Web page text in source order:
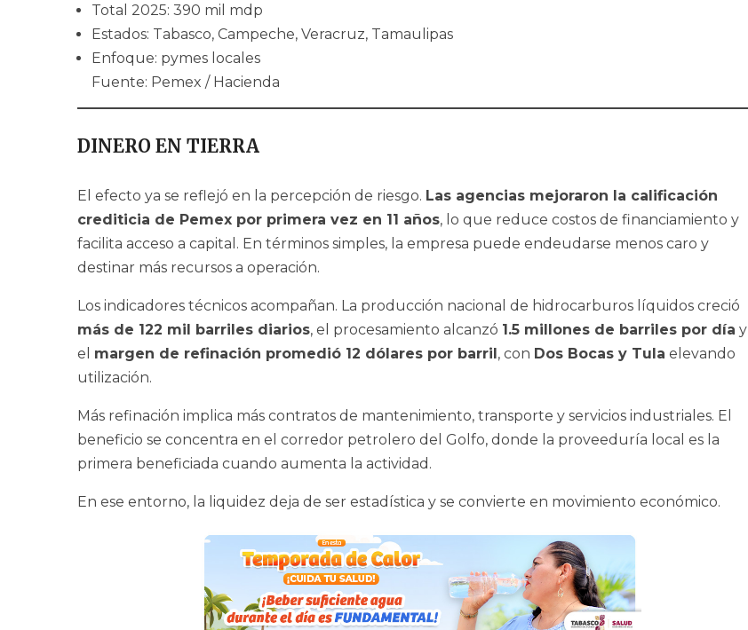
Total 2025: 390 mil mdp
Estados: Tabasco, Campeche, Veracruz, Tamaulipas
Enfoque: pymes locales
Fuente: Pemex / Hacienda
DINERO EN TIERRA
El efecto ya se reflejó en la percepción de riesgo. Las agencias mejoraron la calificación
crediticia de Pemex por primera vez en 11 años, lo que reduce costos de financiamiento y
facilita acceso a capital. En términos simples, la empresa puede endeudarse menos caro y
destinar más recursos a operación.
Los indicadores técnicos acompañan. La producción nacional de hidrocarburos líquidos creció
más de 122 mil barriles diarios, el procesamiento alcanzó 1.5 millones de barriles por día y
el margen de refinación promedió 12 dólares por barril , con Dos Bocas y Tula elevando
utilización.
Más refinación implica más contratos de mantenimiento, transporte y servicios industriales. El
beneficio se concentra en el corredor petrolero del Golfo, donde la proveeduría local es la
primera beneficiada cuando aumenta la actividad.
En ese entorno, la liquidez deja de ser estadística y se convierte en movimiento económico.